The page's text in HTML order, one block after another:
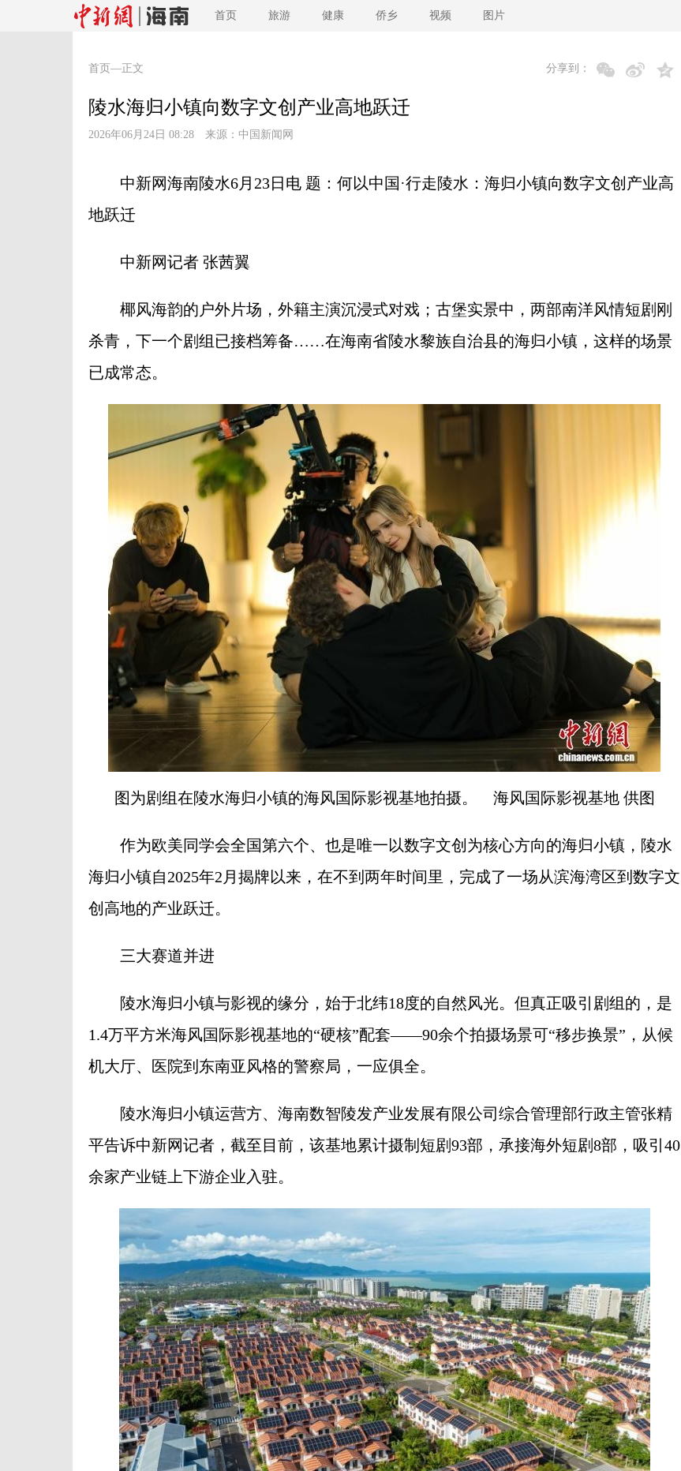
首页 旅游 健康 侨乡 视频 图片
首页 —正文 分享到：
陵水海归小镇向数字文创产业高地跃迁
2026年06月24日 08:28 来源： 中国新闻网
中新网海南陵水6月23日电 题：何以中国·行走陵水：海归小镇向数字文创产业高
地跃迁
中新网记者 张茜翼
椰风海韵的户外片场，外籍主演沉浸式对戏；古堡实景中，两部南洋风情短剧刚
杀青，下一个剧组已接档筹备……在海南省陵水黎族自治县的海归小镇，这样的场景
已成常态。
图为剧组在陵水海归小镇的海风国际影视基地拍摄。 海风国际影视基地 供图
作为欧美同学会全国第六个、也是唯一以数字文创为核心方向的海归小镇，陵水
海归小镇自2025年2月揭牌以来，在不到两年时间里，完成了一场从滨海湾区到数字文
创高地的产业跃迁。
三大赛道并进
陵水海归小镇与影视的缘分，始于北纬18度的自然风光。但真正吸引剧组的，是
1.4万平方米海风国际影视基地的“硬核”配套——90余个拍摄场景可“移步换景”，从候
机大厅、医院到东南亚风格的警察局，一应俱全。
陵水海归小镇运营方、海南数智陵发产业发展有限公司综合管理部行政主管张精
平告诉中新网记者，截至目前，该基地累计摄制短剧93部，承接海外短剧8部，吸引40
余家产业链上下游企业入驻。